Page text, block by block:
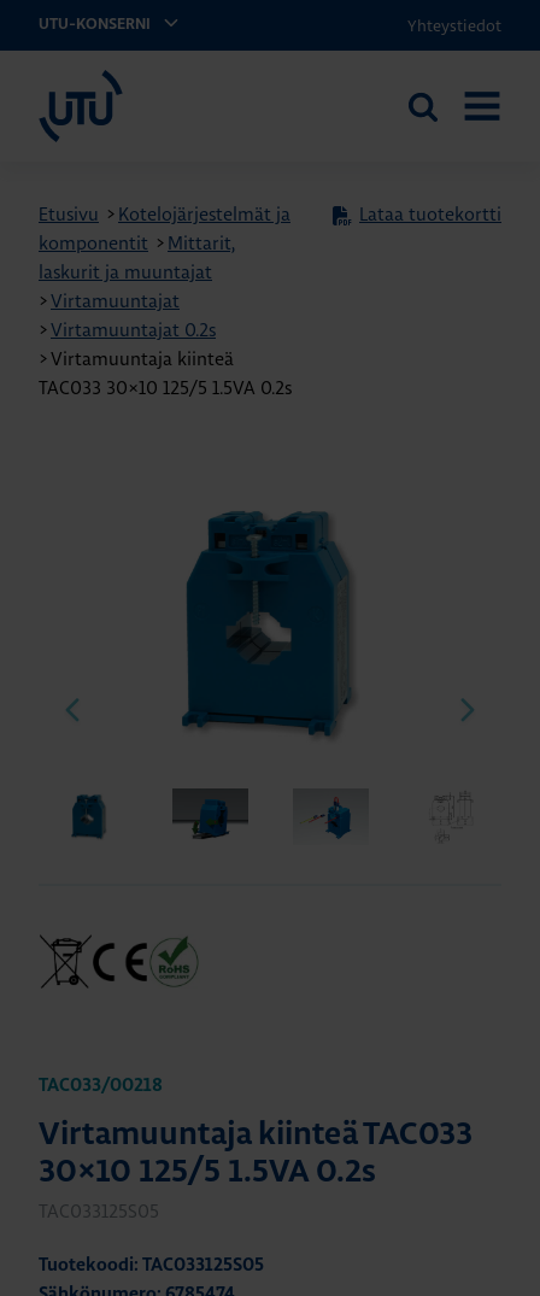
UTU-KONSERNI Yhteystiedot
Etsi
Etusivu > Kotelojärjestelmät ja
komponentit > Mittarit,
laskurit ja muuntajat
>Virtamuuntajat
>Virtamuuntajat 0.2s
>Virtamuuntaja kiinteä
TAC033 30×10 125/5 1.5VA 0.2s
Lataa tuotekortti
TAC033/00218
Virtamuuntaja kiinteä TAC033
30×10 125/5 1.5VA 0.2s
TAC033125S05
Tuotekoodi: TAC033125S05